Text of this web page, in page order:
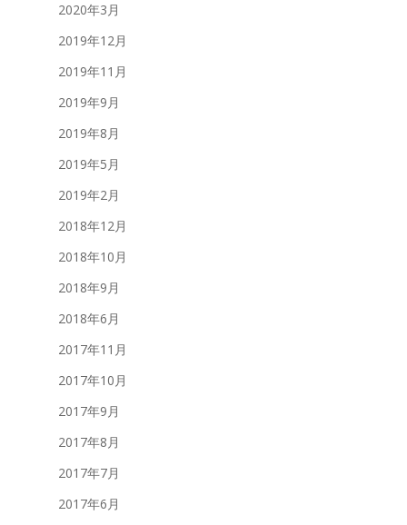
2020年3月
2019年12月
2019年11月
2019年9月
2019年8月
2019年5月
2019年2月
2018年12月
2018年10月
2018年9月
2018年6月
2017年11月
2017年10月
2017年9月
2017年8月
2017年7月
2017年6月